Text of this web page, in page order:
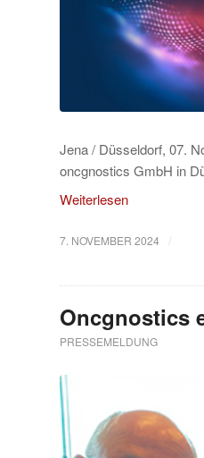
Jena / Düsseldorf, 07.
oncgnostics GmbH in
Weiterlesen
7. NOVEMBER 2024 /
Oncgnostics
PRESSEMELDUNG